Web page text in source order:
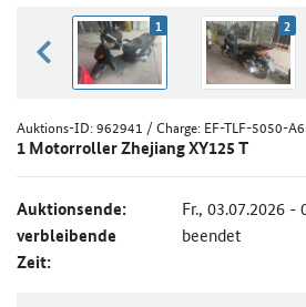
zurück blättern
1 2
Auktions-ID:962941 / Charge: EF-TLF-5050-
1 Motorroller Zhejiang XY125 T
Auktionsende: Fr., 03.07.2026 -
verbleibende
Zeit:
beendet